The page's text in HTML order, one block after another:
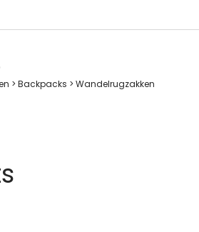
> Backpacks > Wandelrugzakken